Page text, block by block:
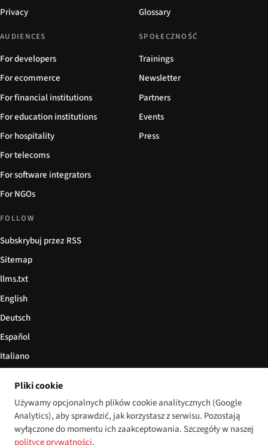
Privacy
Glossary
AUDIENCES
For developers
For ecommerce
For financial institutions
For education institutions
For hospitality
For telecoms
For software integrators
For NGOs
SPOŁECZNOŚĆ
Trainings
Newsletter
Partners
Events
Press
FOLLOW
Subskrybuj przez RSS
Sitemap
llms.txt
English
Deutsch
Español
Italiano
Pliki cookie
Używamy opcjonalnych plików cookie analitycznych (Google
Analytics), aby sprawdzić, jak korzystasz z serwisu. Pozostają
wyłączone do momentu ich zaakceptowania. Szczegóły w naszej
polityce prywatności.